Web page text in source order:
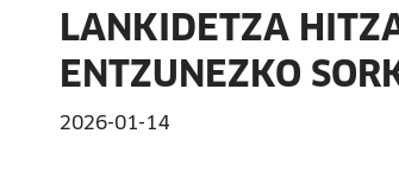
LANKIDETZA
ENTZUNEZKO
2026-01-14